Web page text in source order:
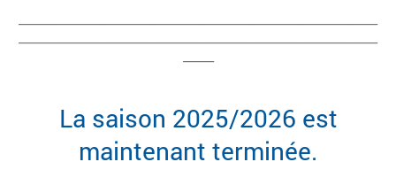
La saison 2025/2026 est
maintenant terminée.